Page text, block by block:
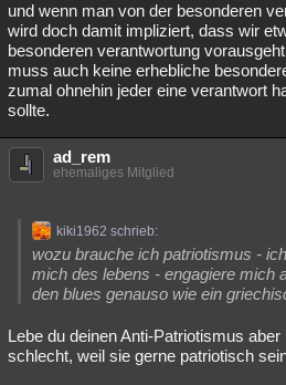
und wenn man von der besonderen
wird doch damit impliziert, dass wir
besonderen verantwortung
muss auch keine erhebliche
zumal ohnehin jeder eine verantwort
sollte.
ad_rem
ehemaliges Mitglied
kiki1962 schrieb:
wozu brauche ich patriotismus -
mich des lebens - engagiere mich
den blues genauso wie ein
Lebe du deinen Anti-Patriotismus
schlecht, weil sie gerne patriotisch